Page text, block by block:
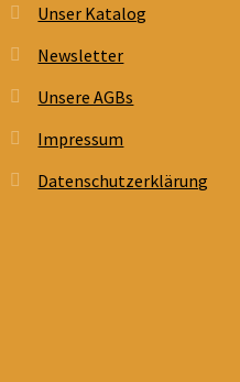
Unser Katalog
Newsletter
Unsere AGBs
Impressum
Datenschutzerklärung